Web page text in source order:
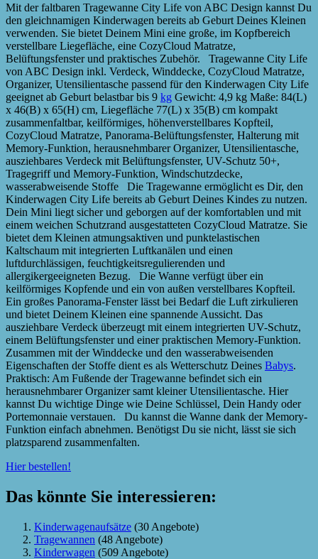
Mit der faltbaren Tragewanne City Life von ABC Design kannst Du
den gleichnamigen Kinderwagen bereits ab Geburt Deines Kleinen
verwenden. Sie bietet Deinem Mini eine große, im Kopfbereich
verstellbare Liegefläche, eine CozyCloud Matratze,
Belüftungsfenster und praktisches Zubehör. Tragewanne City Life
von ABC Design inkl. Verdeck, Winddecke, CozyCloud Matratze,
Organizer, Utensilientasche passend für den Kinderwagen City Life
geeignet ab Geburt belastbar bis 9 kg Gewicht: 4,9 kg Maße: 84(L)
x 46(B) x 65(H) cm, Liegefläche 77(L) x 35(B) cm kompakt
zusammenfaltbar, keilförmiges, höhenverstellbares Kopfteil,
CozyCloud Matratze, Panorama-Belüftungsfenster, Halterung mit
Memory-Funktion, herausnehmbarer Organizer, Utensilientasche,
ausziehbares Verdeck mit Belüftungsfenster, UV-Schutz 50+,
Tragegriff und Memory-Funktion, Windschutzdecke,
wasserabweisende Stoffe Die Tragewanne ermöglicht es Dir, den
Kinderwagen City Life bereits ab Geburt Deines Kindes zu nutzen.
Dein Mini liegt sicher und geborgen auf der komfortablen und mit
einem weichen Schutzrand ausgestatteten CozyCloud Matratze. Sie
bietet dem Kleinen atmungsaktiven und punktelastischen
Kaltschaum mit integrierten Luftkanälen und einen
luftdurchlässigen, feuchtigkeitsregulierenden und
allergikergeeigneten Bezug. Die Wanne verfügt über ein
keilförmiges Kopfende und ein von außen verstellbares Kopfteil.
Ein großes Panorama-Fenster lässt bei Bedarf die Luft zirkulieren
und bietet Deinem Kleinen eine spannende Aussicht. Das
ausziehbare Verdeck überzeugt mit einem integrierten UV-Schutz,
einem Belüftungsfenster und einer praktischen Memory-Funktion.
Zusammen mit der Winddecke und den wasserabweisenden
Eigenschaften der Stoffe dient es als Wetterschutz Deines Babys.
Praktisch: Am Fußende der Tragewanne befindet sich ein
herausnehmbarer Organizer samt kleiner Utensilientasche. Hier
kannst Du wichtige Dinge wie Deine Schlüssel, Dein Handy oder
Portemonnaie verstauen. Du kannst die Wanne dank der Memory-
Funktion einfach abnehmen. Benötigst Du sie nicht, lässt sie sich
platzsparend zusammenfalten.
Hier bestellen!
Das könnte Sie interessieren:
Kinderwagenaufsätze (30 Angebote)
Tragewannen (48 Angebote)
Kinderwagen (509 Angebote)